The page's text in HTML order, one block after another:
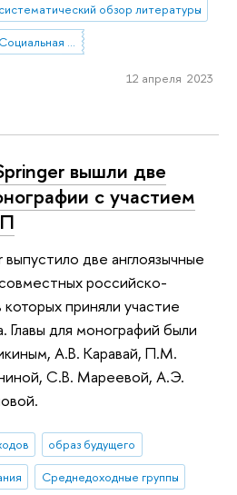
систематический обзор литературы
Стратегический проект «Социальная политика устойчивого развития и инклюзивного экономического роста»
12 апреля 2023
вышли две
с участием
две англоязычные
российско-
приняли участие
Главы для монографий были
А.В. Каравай, П.М.
С.В. Мареевой, А.Э.
образ будущего
Среднедоходные группы